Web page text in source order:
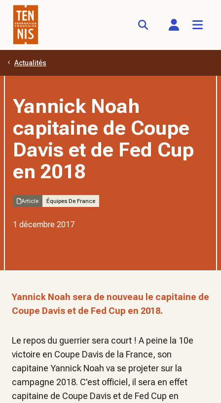
Aller au contenu principal
Actualités
Yannick Noah
capitaine de Coupe
Davis et de Fed Cup
en 2018
Article Équipes De France
1 décembre 2017
Yannick Noah sera de nouveau le capitaine de
Coupe Davis et de Fed Cup en 2018.
Le repos du guerrier sera court ! A peine la 10e
victoire en Coupe Davis de la France, son
capitaine Yannick Noah va se projeter sur la
campagne 2018. C'est officiel, il sera en effet
capitaine de Coupe Davis et de Fed Cup en